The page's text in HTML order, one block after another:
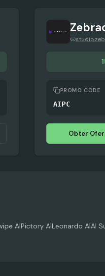
PROMO CODE
AIPC
Obter
AIPictory AILeonardo AIAI